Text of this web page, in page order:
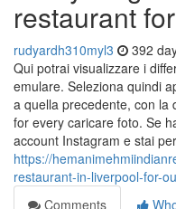
restaurant
rudyardh310myl3 392
Qui potrai visualizzare i
emulare. Seleziona quindi
a quella precedente, con la
for every caricare foto. Se
account Instagram e stai
https://
restaurant-in-liverpool-for-
Comments